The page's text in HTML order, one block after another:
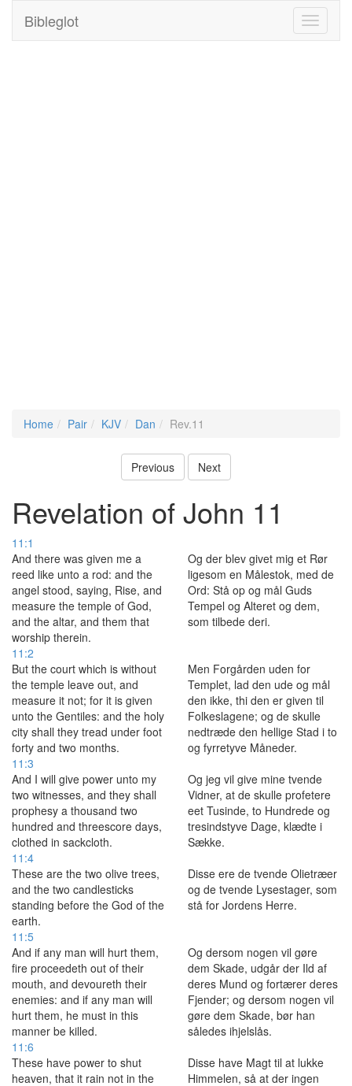
Toggle
Bibleglot
Home Pair KJV Dan Rev.11
Previous Next
Revelation of John 11
11:1
And there was given me a
reed like unto a rod: and the
angel stood, saying, Rise, and
measure the temple of God,
and the altar, and them that
worship therein.
Og der blev givet mig et Rør
ligesom en Målestok, med de
Ord: Stå op og mål Guds
Tempel og Alteret og dem,
som tilbede deri.
11:2
But the court which is without
the temple leave out, and
measure it not; for it is given
unto the Gentiles: and the holy
city shall they tread under foot
forty and two months.
Men Forgården uden for
Templet, lad den ude og mål
den ikke, thi den er given til
Folkeslagene; og de skulle
nedtræde den hellige Stad i to
og fyrretyve Måneder.
11:3
And I will give power unto my
two witnesses, and they shall
prophesy a thousand two
hundred and threescore days,
clothed in sackcloth.
Og jeg vil give mine tvende
Vidner, at de skulle profetere
eet Tusinde, to Hundrede og
tresindstyve Dage, klædte i
Sække.
11:4
These are the two olive trees,
and the two candlesticks
standing before the God of the
earth.
Disse ere de tvende Olietræer
og de tvende Lysestager, som
stå for Jordens Herre.
11:5
And if any man will hurt them,
fire proceedeth out of their
mouth, and devoureth their
enemies: and if any man will
hurt them, he must in this
manner be killed.
Og dersom nogen vil gøre
dem Skade, udgår der Ild af
deres Mund og fortærer deres
Fjender; og dersom nogen vil
gøre dem Skade, bør han
således ihjelslås.
11:6
These have power to shut
heaven, that it rain not in the
Disse have Magt til at lukke
Himmelen, så at der ingen